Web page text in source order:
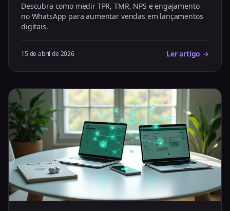
Descubra como medir TPR, TMR, NPS e engajamento
no WhatsApp para aumentar vendas em lançamentos
digitais.
15 de abril de 2026 Ler artigo →